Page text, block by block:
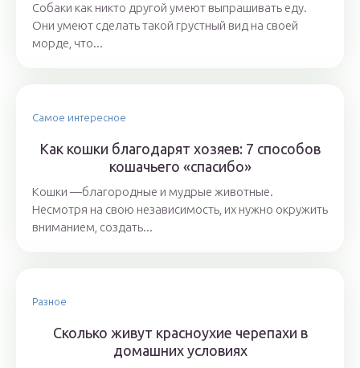
Собаки как никто другой умеют выпрашивать еду.
Они умеют сделать такой грустный вид на своей
морде, что...
Самое интересное
Как кошки благодарят хозяев: 7 способов
кошачьего «спасибо»
Кошки —благородные и мудрые животные.
Несмотря на свою независимость, их нужно окружить
вниманием, создать...
Разное
Сколько живут красноухие черепахи в
домашних условиях